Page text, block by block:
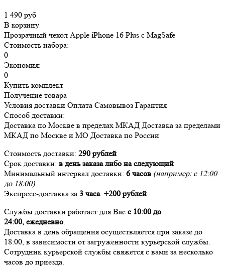
1 490 руб
В корзину
Прозрачный чехол Apple iPhone 16 Plus c MagSafe
Стоимость набора:
0
Экономия:
0
Купить комплект
Получение товара
Условия доставки Оплата Самовывоз Гарантия
Способ доставки:
Доставка по Москве в пределах МКАД Доставка за пределами
МКАД по Москве и МО Доставка по России
Стоимость доставки: 290 рублей
Срок доставки: в день заказа либо на следующий
Минимальный интервал доставки: 6 часов (например: с 12:00
до 18:00)
Экспресс-доставка за 3 часа: +200 рублей
Службы доставки работает для Вас с 10:00 до
24:00, ежедневно.
Доставка в день обращения осуществляется при заказе до
18:00, в зависимости от загруженности курьерской службы.
Сотрудник курьерской службы свяжется с вами за несколько
часов до приезда.